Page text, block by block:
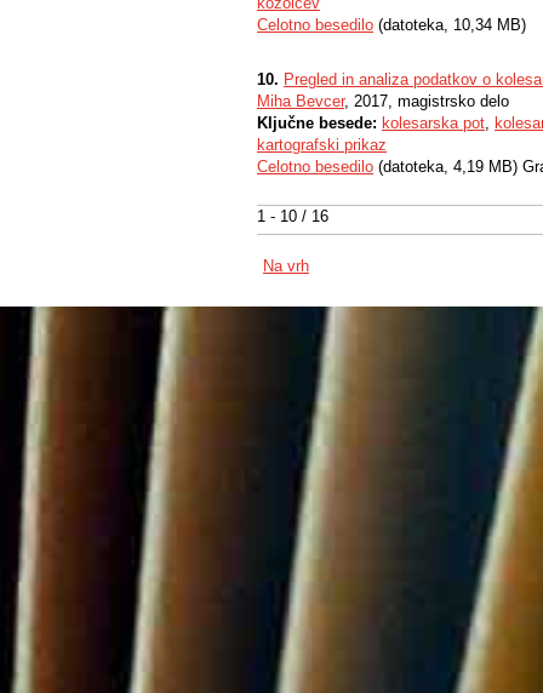
1 - 10 / 16
Celotno besedilo (datoteka, 10,34 MB)
10. Pregled in analiza podatkov o
Miha Bevcer, 2017, magistrsko delo
Ključne besede: kolesarska pot,
kartografski prikaz
Celotno besedilo (datoteka, 4,19 MB)
Na vrh